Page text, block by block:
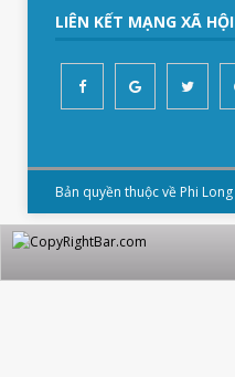
LIÊN KẾT MẠNG XÃ HỘI
Bản quyền thuộc về Phi Long